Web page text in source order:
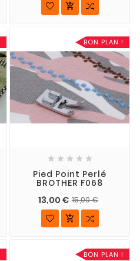

BON PLAN !
    
Pied Point Perlé
BROTHER F068
13,00 € 15,00 €

BON PLAN !